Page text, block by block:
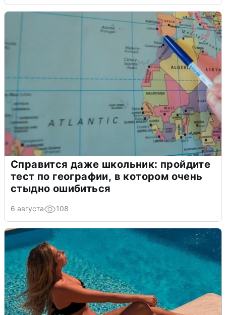
Справится даже школьник: пройдите
тест по географии, в котором очень
стыдно ошибиться
6 августа 108